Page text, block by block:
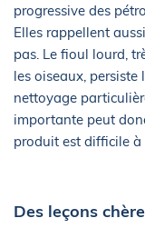
progressive des
Elles rappellent
pas. Le fioul lourd,
les oiseaux,
nettoyage
importante peut
produit est difficile à
Des leçons